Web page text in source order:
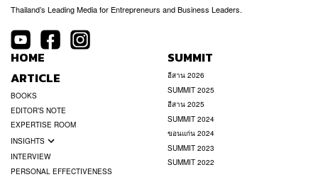
Thailand’s Leading Media for Entrepreneurs and Business Leaders.
HOME
ARTICLE
BOOKS
EDITOR’S NOTE
EXPERTISE ROOM
INSIGHTS
INTERVIEW
PERSONAL EFFECTIVENESS
SUMMIT
อีสาน 2026
SUMMIT 2025
อีสาน 2025
SUMMIT 2024
ขอนแก่น 2024
SUMMIT 2023
SUMMIT 2022